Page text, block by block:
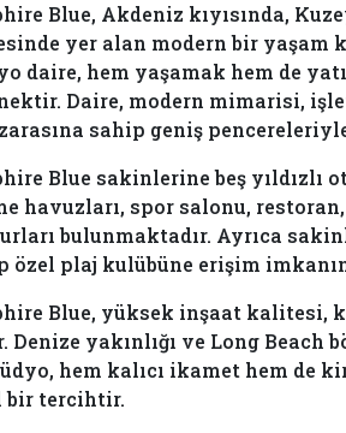
Blue, Akdeniz kıyısında,
yer alan modern bir yaşam
daire, hem yaşamak hem de
Daire, modern mimarisi,
sahip geniş
Blue sakinlerine beş yıldızlı
havuzları, spor salonu,
bulunmaktadır. Ayrıca
özel plaj kulübüne erişim
Blue, yüksek inşaat kalitesi,
Denize yakınlığı ve Long
hem kalıcı ikamet hem de
bir tercihtir.